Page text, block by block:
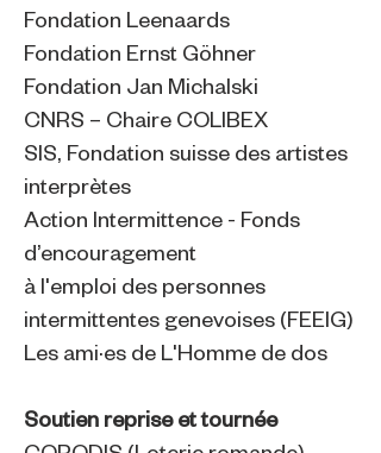
Fondation Leenaards
Fondation Ernst Göhner
Fondation Jan Michalski
CNRS – Chaire COLIBEX
SIS, Fondation suisse des artistes
interprètes
Action Intermittence - Fonds
d’encouragement
à l'emploi des personnes
intermittentes genevoises (FEEIG)
Les ami·es de L'Homme de dos
Soutien reprise et tournée